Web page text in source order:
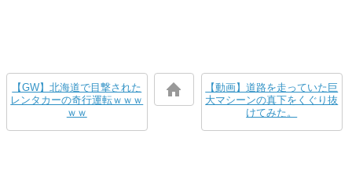
【GW】北海道で目撃された
レンタカーの奇行運転ｗｗｗ
ｗｗ
【動画】道路を走っていた巨
大マシーンの真下をくぐり抜
けてみた。